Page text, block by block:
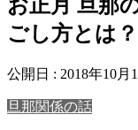
お正月 旦那
ごし方とは
公開日 : 2018年10月
旦那関係の話